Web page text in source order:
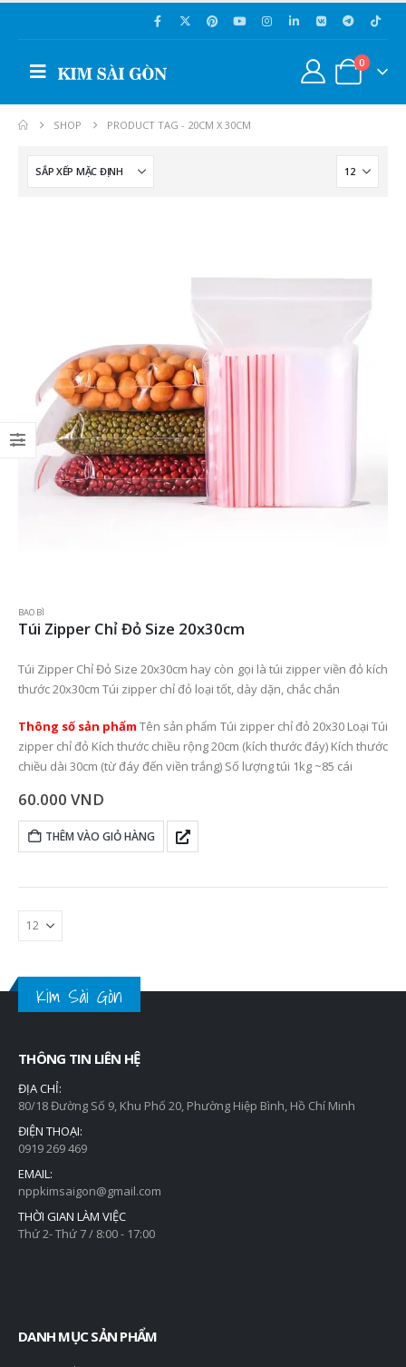
0
SHOP PRODUCT TAG - 20CM X 30CM
BAO BÌ
Túi Zipper Chỉ Đỏ Size 20x30cm
Túi Zipper Chỉ Đỏ Size 20x30cm hay còn gọi là túi zipper viền đỏ kích
thước 20x30cm Túi zipper chỉ đỏ loại tốt, dày dặn, chắc chắn
Thông số sản phẩm Tên sản phẩm Túi zipper chỉ đỏ 20x30 Loại Túi
zipper chỉ đỏ Kích thước chiều rộng 20cm (kích thước đáy) Kích thước
chiều dài 30cm (từ đáy đến viền trắng) Số lượng túi 1kg ~85 cái
60.000 VND
THÊM VÀO GIỎ HÀNG
Băng keo 2 mặt 8 yard - 0.4kg - 2.4cm
35.000VND
Băng keo 2 mặt 8 yard - 0.4kg - 4.8cm
22.000VND
Kim Sài Gòn
THÔNG TIN LIÊN HỆ
ĐỊA CHỈ:
80/18 Đường Số 9, Khu Phố 20, Phường Hiệp Bình, Hồ Chí Minh
ĐIỆN THOẠI:
0919 269 469
EMAIL:
nppkimsaigon@gmail.com
THỜI GIAN LÀM VIỆC
Thứ 2- Thứ 7 / 8:00 - 17:00
DANH MỤC SẢN PHẨM